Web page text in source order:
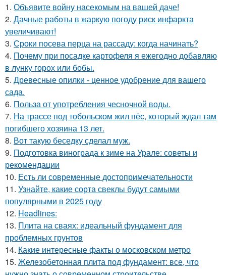
1. Объявите войну насекомым на вашей даче!
2. Дачные работы в жаркую погоду риск инфаркта
увеличивают!
3. Сроки посева перца на рассаду: когда начинать?
4. Почему при посадке картофеля я ежегодно добавляю
в лунку горох или бобы.
5. Древесные опилки - ценное удобрение для вашего
сада.
6. Польза от употребления чесночной воды.
7. На трассе под тобольском жил пёс, который ждал там
погибшего хозяина 13 лет.
8. Вот такую беседку сделал муж.
9. Подготовка винограда к зиме на Урале: советы и
рекомендации
10. Есть ли современные достопримечательности
11. Узнайте, какие сорта свеклы будут самыми
популярными в 2025 году
12. Headlines:
13. Плита на сваях: идеальный фундамент для
проблемных грунтов
14. Какие интересные факты о московском метро
15. Железобетонная плита под фундамент: все, что